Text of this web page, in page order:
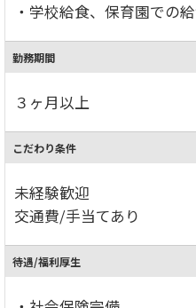
・学校給食、保育園での
勤務期間
３ヶ月以上
こだわり条件
未経験歓迎
交通費/手当てあり
待遇/福利厚生